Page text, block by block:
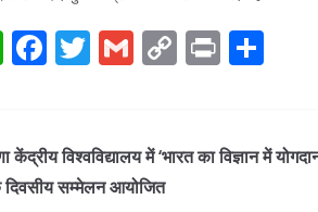
W
s
A
F
e
b
T
er
G
l
C
y
Pr
e
केंद्रीय विश्वविद्यालय में ‘भारत का विज्ञान में
सम्मेलन आयोजित